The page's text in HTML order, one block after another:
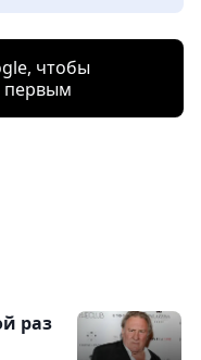
чтобы
первым
раз